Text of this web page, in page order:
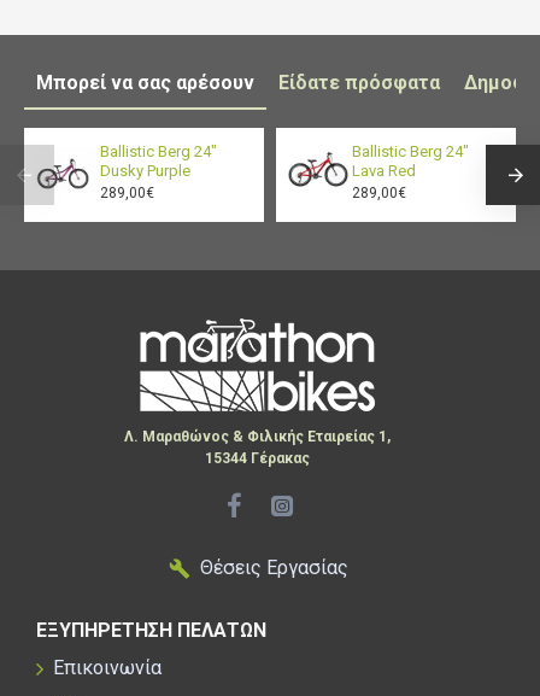
Μπορεί να σας αρέσουν Είδατε πρόσφατα
Ballistic Berg 24"
Dusky Purple
289,00€
Ballistic Berg 24"
Lava Red
289,00€
Λ. Μαραθώνος & Φιλικής Εταιρείας 1,
15344 Γέρακας
Θέσεις Εργασίας
ΕΞΥΠΗΡΕΤΗΣΗ ΠΕΛΑΤΩΝ
Επικοινωνία